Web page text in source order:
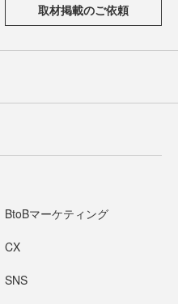
取材掲載のご依頼
BtoBマーケティング
CX
SNS